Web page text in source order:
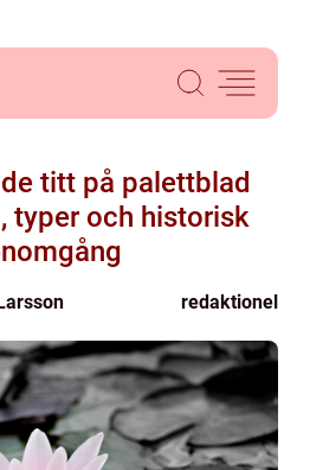
titt på palettblad
typer och historisk
redaktionel